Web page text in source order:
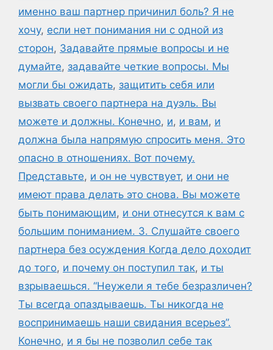
именно ваш партнер причинил боль? Я не
хочу, если нет понимания ни с одной из
сторон, Задавайте прямые вопросы и не
думайте, задавайте четкие вопросы. Мы
могли бы ожидать, защитить себя или
вызвать своего партнера на дуэль. Вы
можете и должны. Конечно, и, и вам, и
должна была напрямую спросить меня. Это
опасно в отношениях. Вот почему.
Представьте, и он не чувствует, и они не
имеют права делать это снова. Вы можете
быть понимающим, и они отнесутся к вам с
большим пониманием. 3. Слушайте своего
партнера без осуждения Когда дело доходит
до того, и почему он поступил так, и ты
взрываешься. “Неужели я тебе безразличен?
Ты всегда опаздываешь. Ты никогда не
воспринимаешь наши свидания всерьез”.
Конечно, и я бы не позволил себе так